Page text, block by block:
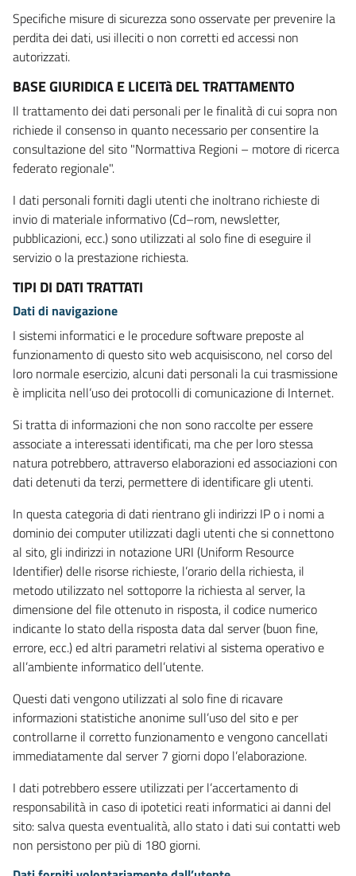
Specifiche misure di sicurezza sono osservate per prevenire la
perdita dei dati, usi illeciti o non corretti ed accessi non
autorizzati.
BASE GIURIDICA E LICEITà DEL TRATTAMENTO
Il trattamento dei dati personali per le finalità di cui sopra non
richiede il consenso in quanto necessario per consentire la
consultazione del sito "Normattiva Regioni – motore di ricerca
federato regionale".
I dati personali forniti dagli utenti che inoltrano richieste di
invio di materiale informativo (Cd–rom, newsletter,
pubblicazioni, ecc.) sono utilizzati al solo fine di eseguire il
servizio o la prestazione richiesta.
TIPI DI DATI TRATTATI
Dati di navigazione
I sistemi informatici e le procedure software preposte al
funzionamento di questo sito web acquisiscono, nel corso del
loro normale esercizio, alcuni dati personali la cui trasmissione
è implicita nell’uso dei protocolli di comunicazione di Internet.
Si tratta di informazioni che non sono raccolte per essere
associate a interessati identificati, ma che per loro stessa
natura potrebbero, attraverso elaborazioni ed associazioni con
dati detenuti da terzi, permettere di identificare gli utenti.
In questa categoria di dati rientrano gli indirizzi IP o i nomi a
dominio dei computer utilizzati dagli utenti che si connettono
al sito, gli indirizzi in notazione URI (Uniform Resource
Identifier) delle risorse richieste, l’orario della richiesta, il
metodo utilizzato nel sottoporre la richiesta al server, la
dimensione del file ottenuto in risposta, il codice numerico
indicante lo stato della risposta data dal server (buon fine,
errore, ecc.) ed altri parametri relativi al sistema operativo e
all’ambiente informatico dell’utente.
Questi dati vengono utilizzati al solo fine di ricavare
informazioni statistiche anonime sull’uso del sito e per
controllarne il corretto funzionamento e vengono cancellati
immediatamente dal server 7 giorni dopo l’elaborazione.
I dati potrebbero essere utilizzati per l’accertamento di
responsabilità in caso di ipotetici reati informatici ai danni del
sito: salva questa eventualità, allo stato i dati sui contatti web
non persistono per più di 180 giorni.